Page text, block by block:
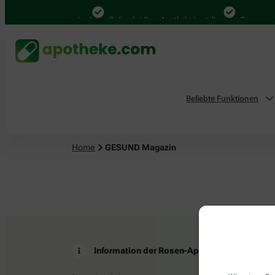
4.000 Mal in Deutschland Online bei Ihrer Apotheke bestellen Bequem
Beliebte Funktionen
Home GESUND Magazin
Information der Rosen-Apotheke